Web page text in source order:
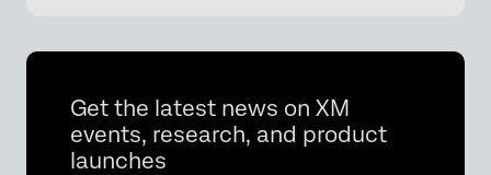
Get the latest news on XM
events, research, and product
launches